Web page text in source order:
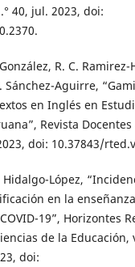
40, jul. 2023, doi:
R. C.
Sánchez-Aguirre,
en Inglés en
Revista Docentes
doi: 10.37843/
López,
en la
19”, Horizontes
de la Educación,
doi: